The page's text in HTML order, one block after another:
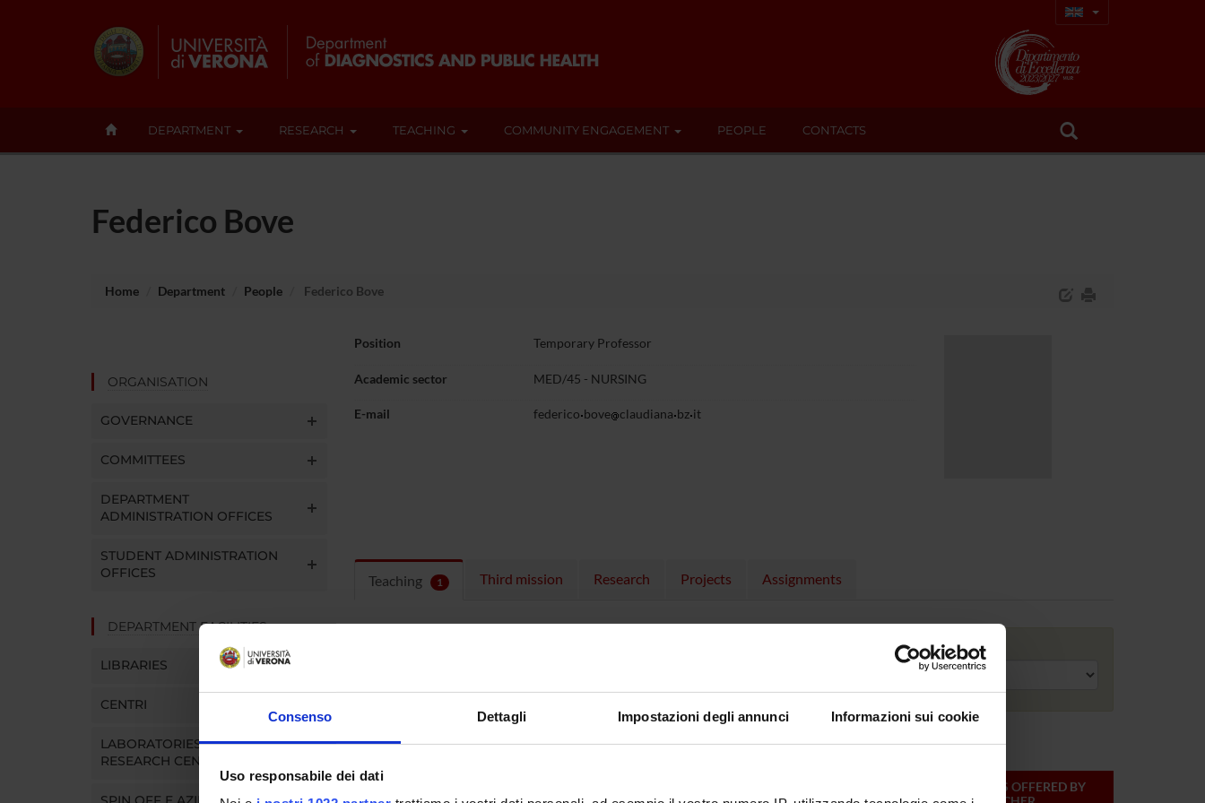
Consenso Dettagli Impostazioni degli annunci Informazioni sui cookie
Uso responsabile dei dati
DEPARTMENT RESEARCH TEACHING COMMUNITY ENGAGEMENT PEOPLE CONTACTS
Federico Bove
Home Department People Federico Bove
ORGANISATION
GOVERNANCE
COMMITTEES
DEPARTMENT
ADMINISTRATION OFFICES
STUDENT ADMINISTRATION
OFFICES
DEPARTMENT FACILITIES
LIBRARIES
CENTRI
LABORATORIES AND
RESEARCH CENTRES
Position Temporary Professor
Academic sector MED/45 - NURSING
E-mail federico bove claudiana bz it
Teaching 1 Third mission Research Projects Assignments
Click on the module to see the timetable and course details.
Academic year
MODULES OFFERED BY